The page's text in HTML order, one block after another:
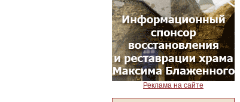
Реклама на сайте